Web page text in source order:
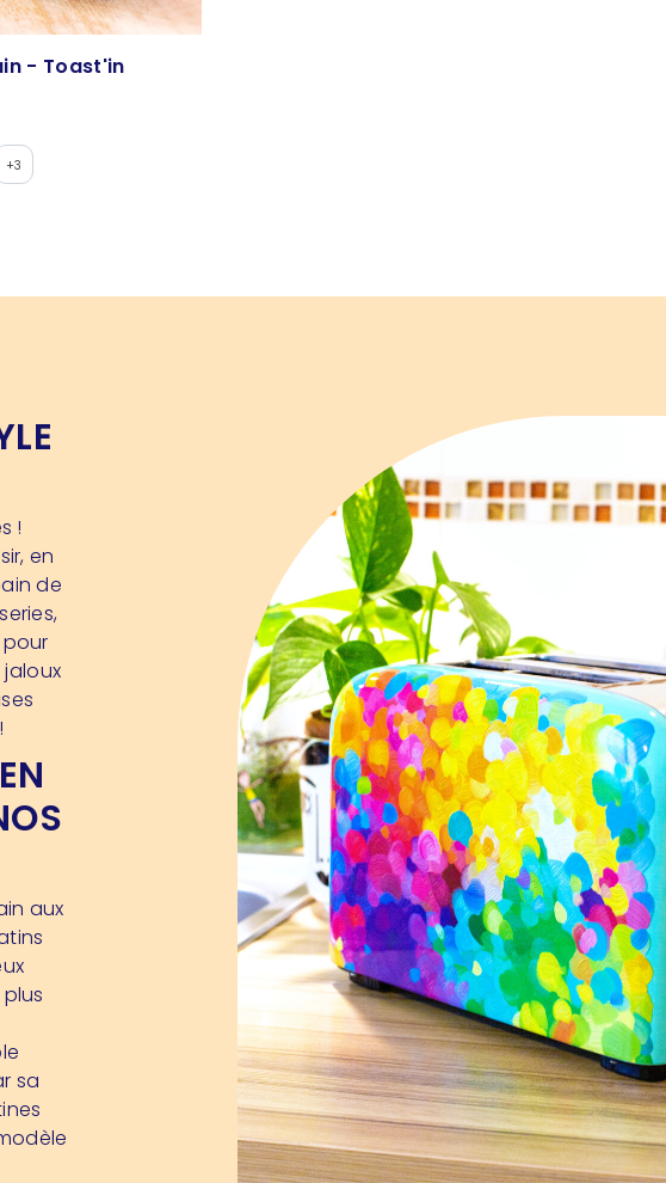
- Toast'in
+3
!
en
de
aux
sa